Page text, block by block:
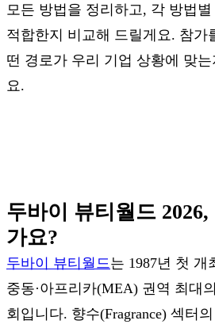
모든 방법을 정리하고, 각 방법
적합한지 비교해 드릴게요. 참가
떤 경로가 우리 기업 상황에 맞
요.
두바이 뷰티월드
가요?
두바이 뷰티월드 는 1987년 첫 개
중동·아프리카(MEA) 권역 최대
회입니다. 향수(Fragrance) 섹터